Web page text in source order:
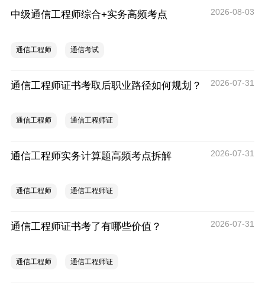
中级通信工程师综合+实务高频考点 2026-08-03
通信工程师 通信考试
通信工程师证书考取后职业路径如何规划？ 2026-07-31
通信工程师 通信工程师证
通信工程师实务计算题高频考点拆解 2026-07-31
通信工程师 通信工程师证
通信工程师证书考了有哪些价值？ 2026-07-31
通信工程师 通信工程师证